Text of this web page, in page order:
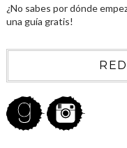
¿No sabes por dónde
una guía gratis!